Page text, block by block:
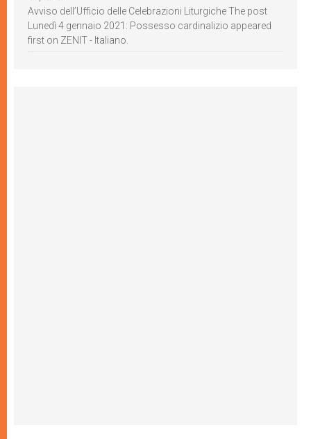
Avviso dell’Ufficio delle Celebrazioni Liturgiche The post
Lunedì 4 gennaio 2021: Possesso cardinalizio appeared
first on ZENIT - Italiano.